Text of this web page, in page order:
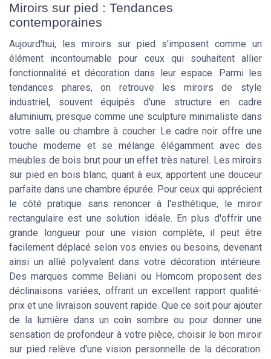
Miroirs sur pied : Tendances
contemporaines
Aujourd'hui, les miroirs sur pied s'imposent comme un
élément incontournable pour ceux qui souhaitent allier
fonctionnalité et décoration dans leur espace. Parmi les
tendances phares, on retrouve les miroirs de style
industriel, souvent équipés d'une structure en cadre
aluminium, presque comme une sculpture minimaliste dans
votre salle ou chambre à coucher. Le cadre noir offre une
touche moderne et se mélange élégamment avec des
meubles de bois brut pour un effet très naturel. Les miroirs
sur pied en bois blanc, quant à eux, apportent une douceur
parfaite dans une chambre épurée. Pour ceux qui apprécient
le côté pratique sans renoncer à l'esthétique, le miroir
rectangulaire est une solution idéale. En plus d'offrir une
grande longueur pour une vision complète, il peut être
facilement déplacé selon vos envies ou besoins, devenant
ainsi un allié polyvalent dans votre décoration intérieure.
Des marques comme Beliani ou Homcom proposent des
déclinaisons variées, offrant un excellent rapport qualité-
prix et une livraison souvent rapide. Que ce soit pour ajouter
de la lumière dans un coin sombre ou pour donner une
sensation de profondeur à votre pièce, choisir le bon miroir
sur pied relève d'une vision personnelle de la décoration.